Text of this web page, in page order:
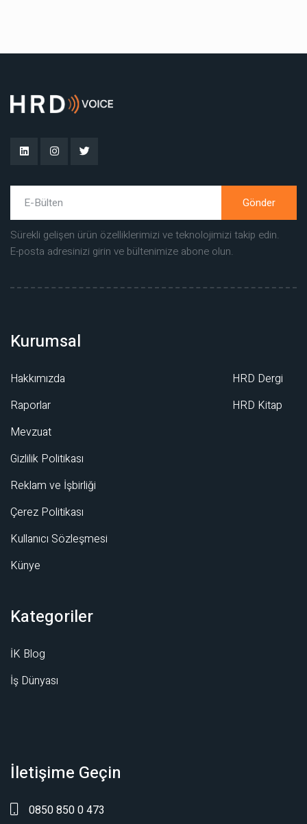
Gönder
Sürekli gelişen ürün özelliklerimizi ve teknolojimizi takip edin.
E-posta adresinizi girin ve bültenimize abone olun.
Kurumsal
Hakkımızda
Raporlar
Mevzuat
Gizlilik Politikası
Reklam ve İşbirliği
Çerez Politikası
Kullanıcı Sözleşmesi
Künye
HRD Dergi
HRD Kitap
Kategoriler
İK Blog
İş Dünyası
İletişime Geçin
0850 850 0 473